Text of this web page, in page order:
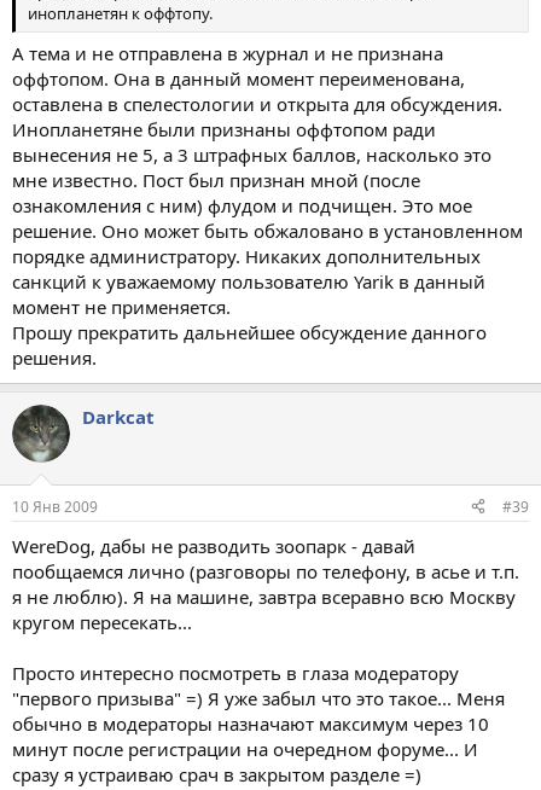
инопланетян к оффтопу.
А тема и не отправлена в журнал и не признана
оффтопом. Она в данный момент переименована,
оставлена в спелестологии и открыта для обсуждения.
Инопланетяне были признаны оффтопом ради
вынесения не 5, а 3 штрафных баллов, насколько это
мне известно. Пост был признан мной (после
ознакомления с ним) флудом и подчищен. Это мое
решение. Оно может быть обжаловано в установленном
порядке администратору. Никаких дополнительных
санкций к уважаемому пользователю Yarik в данный
момент не применяется.
Прошу прекратить дальнейшее обсуждение данного
решения.
Darkcat
10 Янв 2009 #39
WereDog, дабы не разводить зоопарк - давай
пообщаемся лично (разговоры по телефону, в асье и т.п.
я не люблю). Я на машине, завтра всеравно всю Москву
кругом пересекать...
Просто интересно посмотреть в глаза модератору
"первого призыва" =) Я уже забыл что это такое... Меня
обычно в модераторы назначают максимум через 10
минут после регистрации на очередном форуме... И
сразу я устраиваю срач в закрытом разделе =)